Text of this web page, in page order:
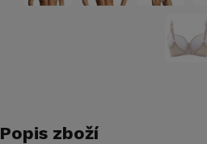
Popis zboží